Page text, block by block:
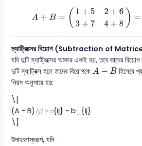
A + B = ( 1 + 5 2 + 6
3 + 7 4 + 8 ) =
+5 2 +6 + 7 4+8
ম্যাট্রিক্সের বিয়োগ (Subtraction of
যদি দুটি ম্যাট্রিক্সের আকার একই হয়, তবে তাদের
দুটি ম্যাট্রিক্স হলে তাদের বিয়োগকেA − B
A
হিসেবে
নিয়ম অনুসারে হয়:
\[
(A - B) {ij} = a{ij} - b_{ij}
\]
উদাহরণস্বরূপ, যদি